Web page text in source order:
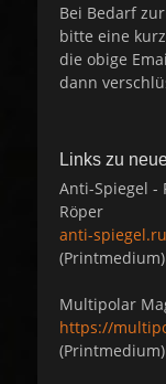
Bei Bedarf
bitte eine
die obige
dann
Links zu
Anti-Spiegel -
Röper
anti-spiegel.ru
(Printmedium)
Multipolar
https://
(Printmedium)